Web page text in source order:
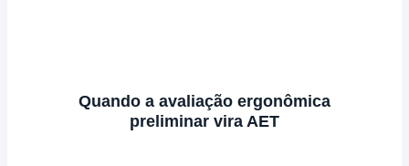
Quando a avaliação ergonômica
preliminar vira AET